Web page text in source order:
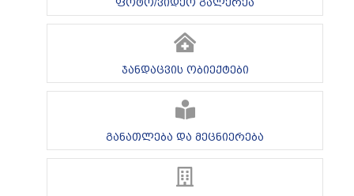
ჯანდაცვის ობიექტები
განათლება და მეცნიერება